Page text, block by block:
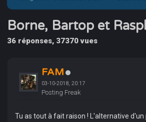
Vidéo › Borne, Bartop et RaspberryPI3
Borne, Bartop et
36 réponses, 37370 vues
FAM
03-10-2018, 20:17
Posting Freak
Tu as tout à fait raison ! L'alternative d'un